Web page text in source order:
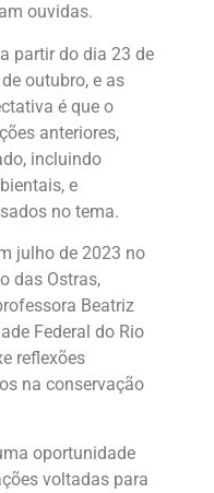
ouvidas.
partir do dia 23 de
outubro, e as
é que o
anteriores,
incluindo
e
no tema.
julho de 2023 no
das Ostras,
Beatriz
Federal do Rio
reflexões
na conservação
oportunidade
voltadas para